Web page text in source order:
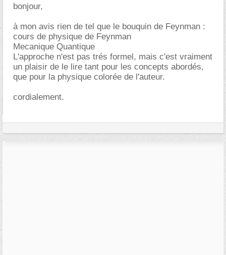
bonjour,
à mon avis rien de tel que le bouquin de Feynman :
cours de physique de Feynman
Mecanique Quantique
L'approche n'est pas trés formel, mais c'est vraiment
un plaisir de le lire tant pour les concepts abordés,
que pour la physique colorée de l'auteur.
cordialement.